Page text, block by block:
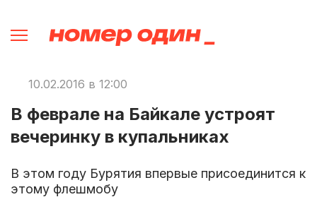
10.02.2016 в 12:00
В феврале на Байкале устроят
вечеринку в купальниках
В этом году Бурятия впервые присоединится к
этому флешмобу